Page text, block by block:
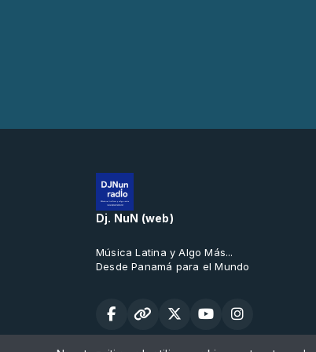
Dj. NuN (web)
Música Latina y Algo Más...
Desde Panamá para el Mundo